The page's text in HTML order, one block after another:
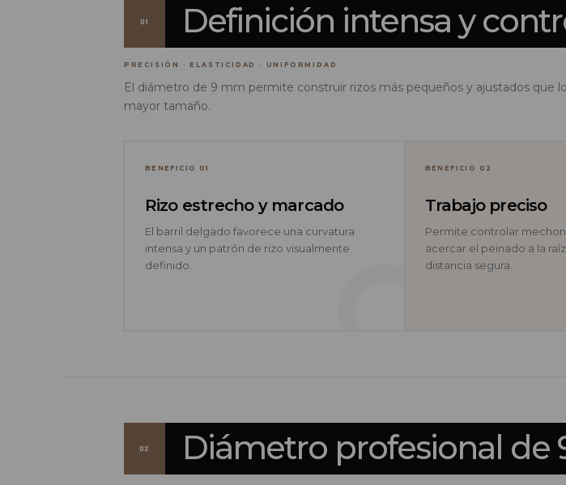
01 Definición intensa y
PRECISIÓN · ELASTICIDAD · UNIFORMIDAD
El diámetro de 9 mm permite construir rizos más pequeños y ajustados que
mayor tamaño.
BENEFICIO 01
Rizo estrecho y marcado
El barril delgado favorece una curvatura
intensa y un patrón de rizo visualmente
definido.
BENEFICIO 02
Trabajo preciso
Permite controlar
acercar el peinado a la
distancia segura.
02 Diámetro profesional de